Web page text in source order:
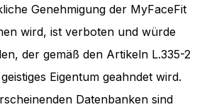
Genehmigung der MyFaceFit
wird, ist verboten und würde
der gemäß den Artikeln L.335-2
Eigentum geahndet wird.
Datenbanken sind